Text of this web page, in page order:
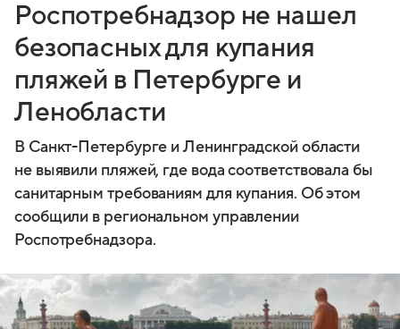
Роспотребнадзор не нашел
безопасных для купания
пляжей в Петербурге и
Ленобласти
В Санкт-Петербурге и Ленинградской области
не выявили пляжей, где вода соответствовала бы
санитарным требованиям для купания. Об этом
сообщили в региональном управлении
Роспотребнадзора.